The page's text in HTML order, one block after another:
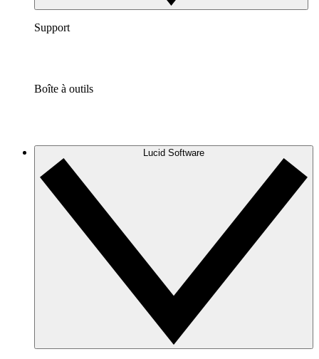
Support
Boîte à outils
Lucid Software